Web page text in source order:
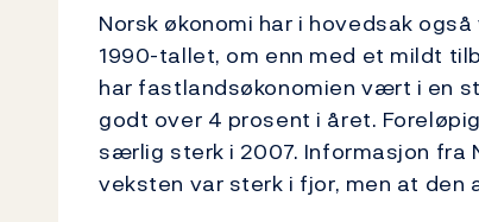
Norsk økonomi har i hovedsak
1990-tallet, om enn med et mildt
har fastlandsøkonomien vært i en
godt over 4 prosent i året.
særlig sterk i 2007. Informasjon fra
veksten var sterk i fjor, men at